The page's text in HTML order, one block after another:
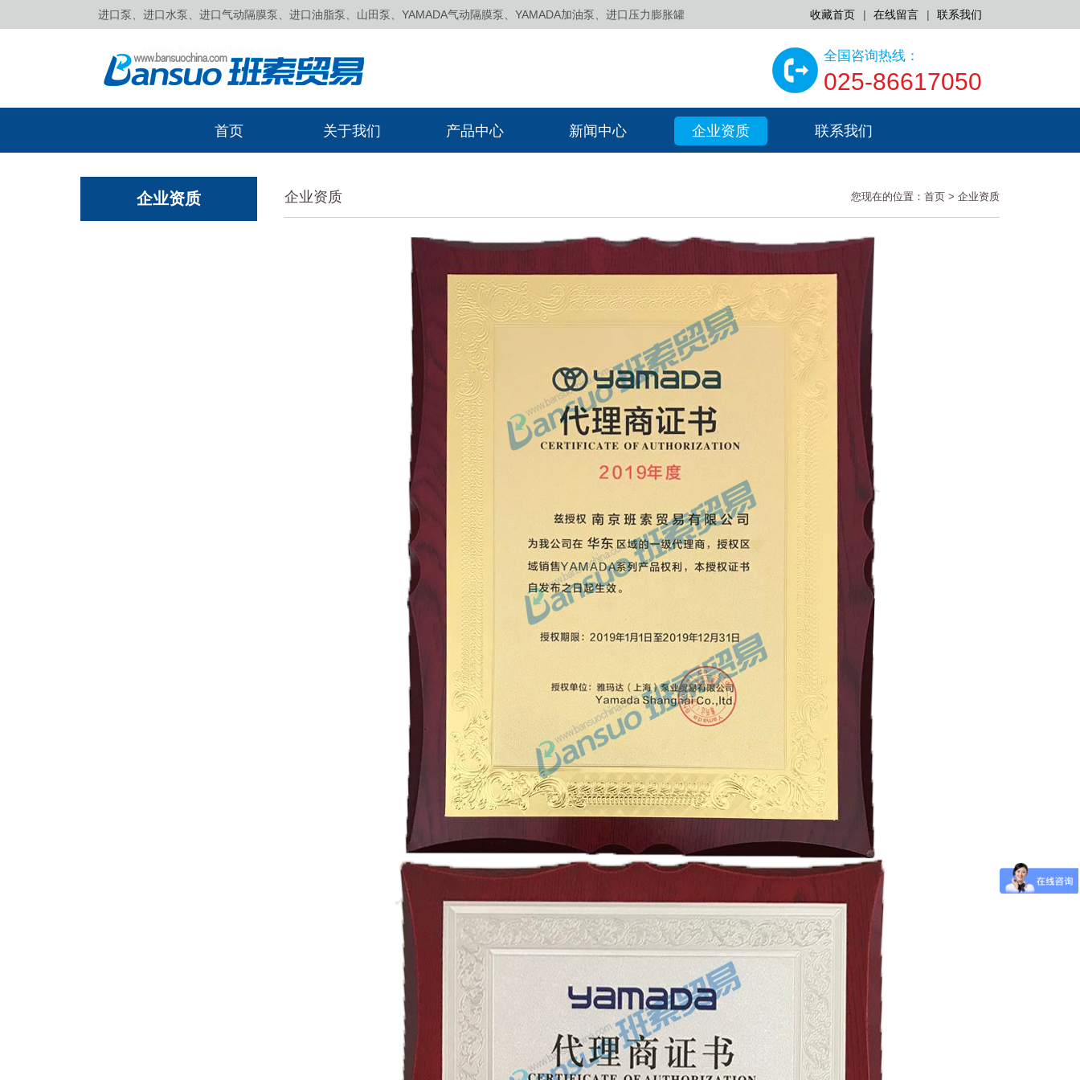
进口泵、进口水泵、进口气动隔膜泵、进口油脂泵、山田泵、YAMADA气动隔膜泵、YAMADA加油泵、进口压力膨胀罐 收藏首页 | 在线留言 | 联系我们
全国咨询热线：
025-86617050
首页 关于我们 产品中心 新闻中心 企业资质 联系我们
企业资质 企业资质 您现在的位置： 首页 > 企业资质